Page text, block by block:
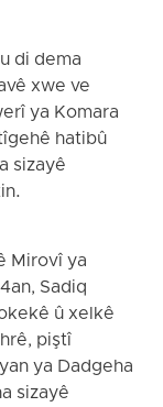
di dema
xwe ve
ya Komara
hatibû
sizayê
Mirovî ya
Sadiq
û xelkê
piştî
ya Dadgeha
sizayê